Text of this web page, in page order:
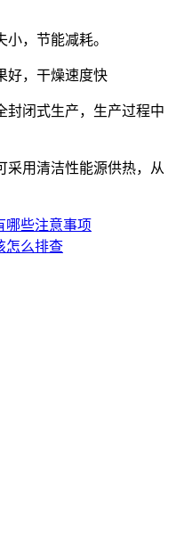
，节能减耗。
，干燥速度快
闭式生产，生产过程中
用清洁性能源供热，从
哪些注意事项
怎么排查